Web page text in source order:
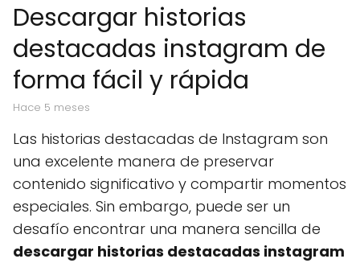
Descargar historias
destacadas instagram de
forma fácil y rápida
hace 5 meses
Las historias destacadas de Instagram son
una excelente manera de preservar
contenido significativo y compartir momentos
especiales. Sin embargo, puede ser un
desafío encontrar una manera sencilla de
descargar historias destacadas instagram